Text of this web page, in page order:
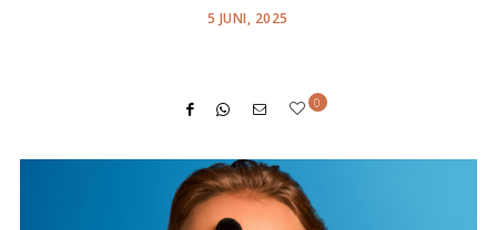
POSTED
5 JUNI, 2025
0